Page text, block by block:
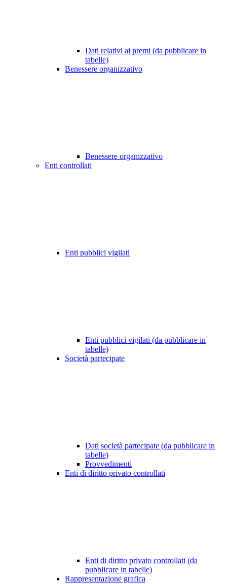
Dati relativi ai premi (da pubblicare in
tabelle)
Benessere organizzativo
Benessere organizzativo
Enti controllati
Enti pubblici vigilati
Enti pubblici vigilati (da pubblicare in
tabelle)
Società partecipate
Dati società partecipate (da pubblicare in
tabelle)
Provvedimenti
Enti di diritto privato controllati
Enti di diritto privato controllati (da
pubblicare in tabelle)
Rappresentazione grafica